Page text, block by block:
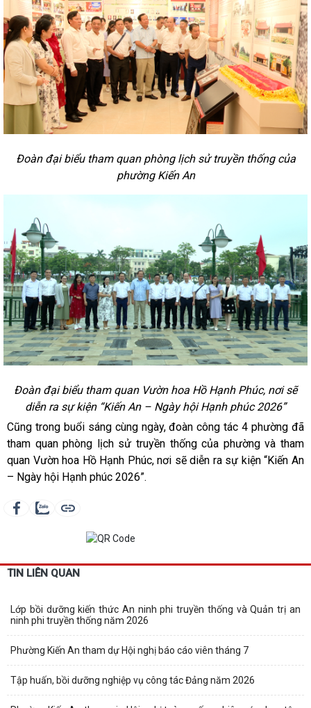
Đoàn đại biểu tham quan phòng lịch sử truyền thống của
phường Kiến An
Đoàn đại biểu tham quan Vườn hoa Hồ Hạnh Phúc, nơi sẽ
diễn ra sự kiện “Kiến An – Ngày hội Hạnh phúc 2026”
Cũng trong buổi sáng cùng ngày, đoàn công tác 4 phường đã
tham quan phòng lịch sử truyền thống của phường và tham
quan Vườn hoa Hồ Hạnh Phúc, nơi sẽ diễn ra sự kiện “Kiến An
– Ngày hội Hạnh phúc 2026”.
TIN LIÊN QUAN
Lớp bồi dưỡng kiến thức An ninh phi truyền thống và Quản trị an
ninh phi truyền thống năm 2026
Phường Kiến An tham dự Hội nghị báo cáo viên tháng 7
Tập huấn, bồi dưỡng nghiệp vụ công tác Đảng năm 2026